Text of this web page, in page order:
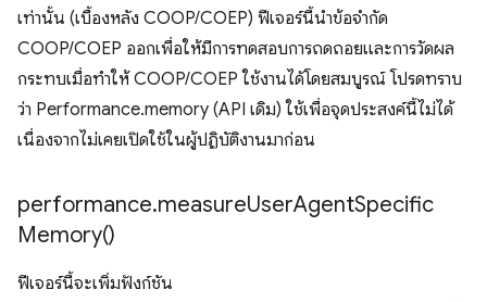
เท่านั้น (เบื้องหลัง COOP/COEP) ฟีเจอร์นี้นำข้อจำกัด
COOP/COEP ออกเพื่อให้มีการทดสอบการถดถอยและการวัดผล
กระทบเมื่อทำให้ COOP/COEP ใช้งานได้โดยสมบูรณ์ โปรดทราบ
ว่า Performance.memory (API เดิม) ใช้เพื่อจุดประสงค์นี้ไม่ได้
เนื่องจากไม่เคยเปิดใช้ในผู้ปฏิบัติงานมาก่อน
performance.measureUserAgentSpecific
Memory()
ฟีเจอร์นี้จะเพิ่มฟังก์ชัน